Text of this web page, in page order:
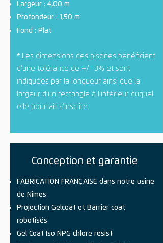
Largeur : 4,00 m
Profondeur : 1,50 m
Fond : Plat
* Les dimensions des piscines bénéficient
d’une tolérance de +/- 3% et sont
indiquées par la longueur ainsi que la
largeur d’un rectangle à l’intérieur duquel
elle pourrait s’inscrire.
Conception et garantie
FABRICATION FRANÇAISE dans notre usine
de Nîmes
Projection Gelcoat et Barrier coat
robotisés
Gel Coat Iso NPG chlore resist